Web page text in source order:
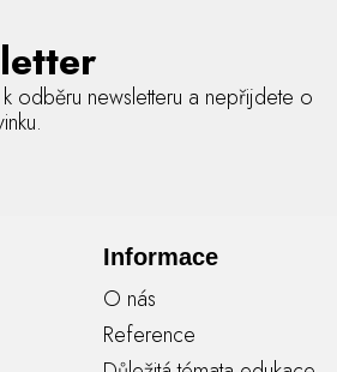
k odběru newsletteru a nepřijdete o
Informace
O nás
Reference